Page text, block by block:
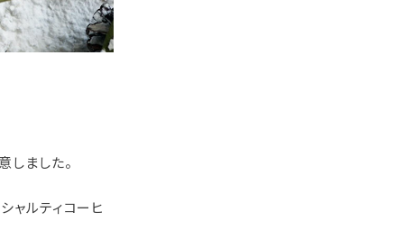
しました。
ャルティコーヒ